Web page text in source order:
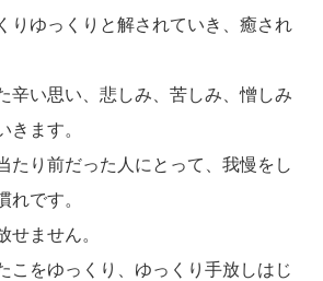
りゆっくりと解されていき、癒され
辛い思い、悲しみ、苦しみ、憎しみ
きます。
たり前だった人にとって、我慢をし
れです。
せません。
こをゆっくり、ゆっくり手放しはじ